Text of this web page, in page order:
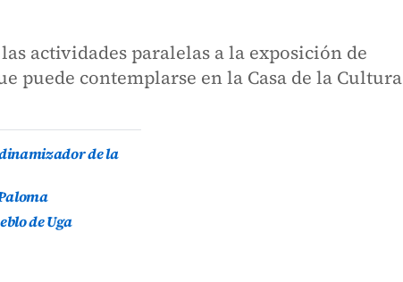
actividades paralelas a la exposición de
puede contemplarse en la Casa de la Cultura
de la
de Uga